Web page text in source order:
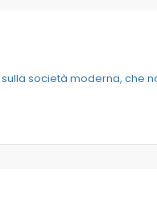
società moderna, che